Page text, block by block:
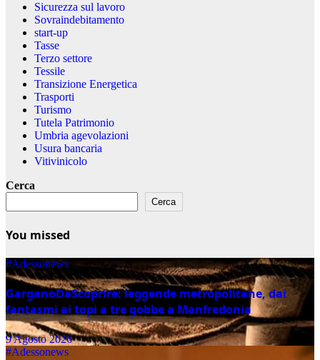
Sicurezza sul lavoro
Sovraindebitamento
start-up
Tasse
Terzo settore
Tessile
Transizione Energetica
Trasporti
Turismo
Tutela Patrimonio
Umbria agevolazioni
Usura bancaria
Vitivinicolo
Cerca
Cerca
You missed
#Adessonews
GarganoDaScoprire: leggende metropolitane, dai
fantasmi ai topi a tre gobbe a Manfredonia
9 Agosto 2026
#Adessonews